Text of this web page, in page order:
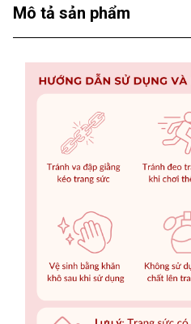
Mô tả sản phẩm